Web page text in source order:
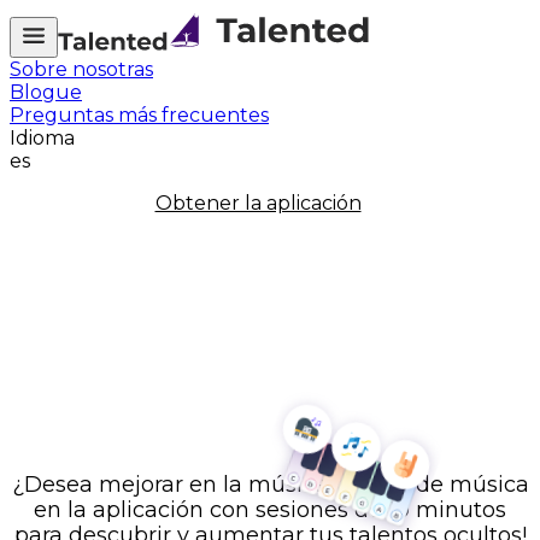
Sobre nosotras
Blogue
Preguntas más frecuentes
Idioma
es
Obtener la aplicación
Descubre tu talento
¿Desea mejorar en la música? ¡Aprende música
en la aplicación con sesiones de 10 minutos